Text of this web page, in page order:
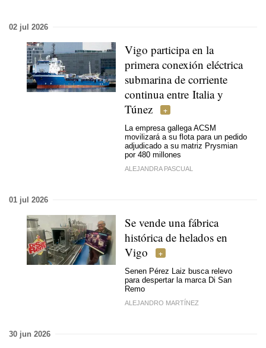
02 jul 2026
Vigo participa en la
primera conexión eléctrica
submarina de corriente
continua entre Italia y
Túnez
La empresa gallega ACSM
movilizará a su flota para un pedido
adjudicado a su matriz Prysmian
por 480 millones
ALEJANDRA PASCUAL
01 jul 2026
Se vende una fábrica
histórica de helados en
Vigo
Senen Pérez Laiz busca relevo
para despertar la marca Di San
Remo
ALEJANDRO MARTÍNEZ
30 jun 2026